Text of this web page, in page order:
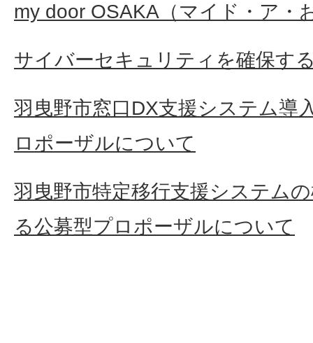
my door OSAKA（マイド・ア・
サイバーセキュリティを確保す
羽曳野市窓口DX支援システム導
ロポーザルについて
羽曳野市特定移行支援システム
る公募型プロポーザルについて